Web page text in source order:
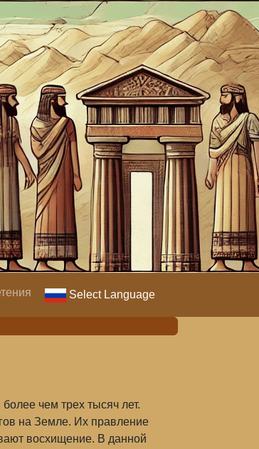
Select Language
чем трех тысяч лет.
на Земле. Их правление
восхищение. В данной